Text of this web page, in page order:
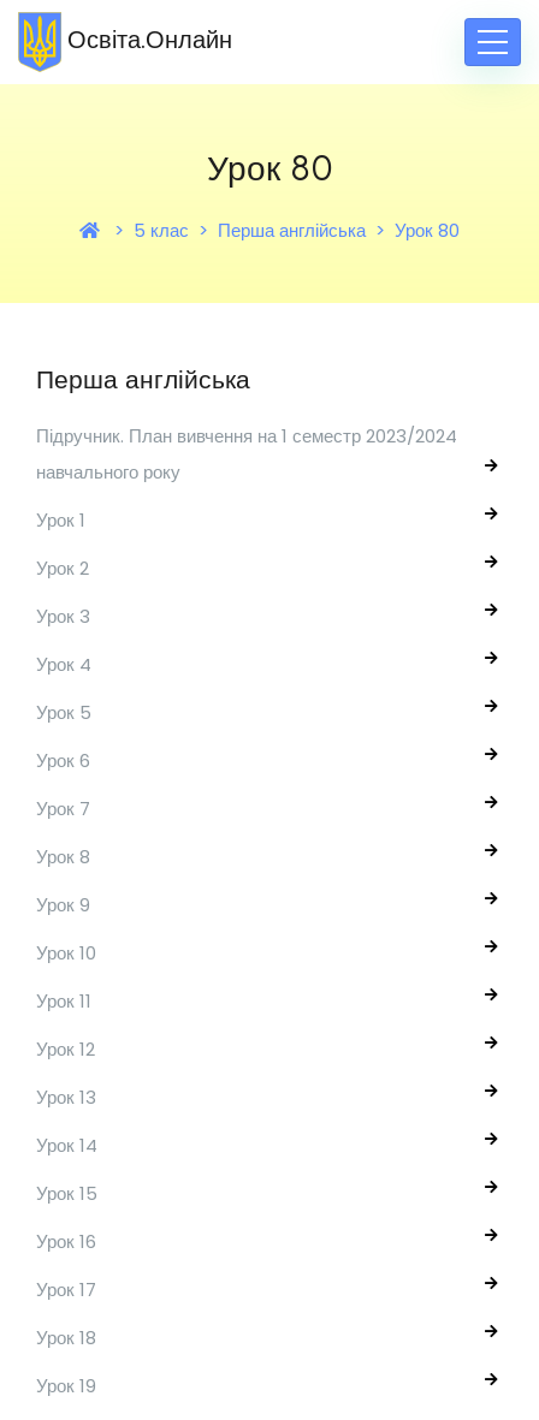
Освіта.Онлайн
Урок 80
5 клас Перша англійська Урок 80
Перша англійська
Підручник. План вивчення на 1 семестр 2023/2024
навчального року
Урок 1
Урок 2
Урок 3
Урок 4
Урок 5
Урок 6
Урок 7
Урок 8
Урок 9
Урок 10
Урок 11
Урок 12
Урок 13
Урок 14
Урок 15
Урок 16
Урок 17
Урок 18
Урок 19